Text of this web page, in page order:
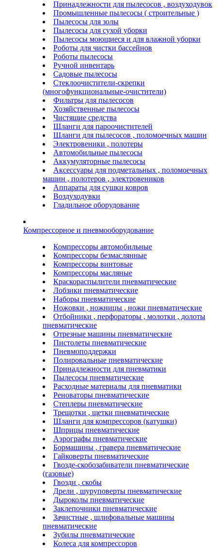
Принадлежности для пылесосов , воздуходувок
Промышленные пылесосы ( строительные )
Пылесосы для золы
Пылесосы для сухой уборки
Пылесосы моющиеся и для влажной уборки
Роботы для чистки бассейнов
Роботы пылесосы
Ручной инвентарь
Садовые пылесосы
Стеклоочистители-скрепки
(многофункциональные-очистители)
Фильтры для пылесосов
Хозяйственные пылесосы
Чистящие средства
Шланги для пароочистителей
Шланги для пылесосов , поломоечных машин
Электровеники , полотеры
Автомобильные пылесосы
Аккумуляторные пылесосы
Аксессуары для подметальных , поломоечных
машин , полотеров , электровеников
Аппараты для сушки ковров
Воздуходувки
Гладильное оборудование
Компрессорное и пневмооборудование
Компрессоры автомобильные
Компрессоры безмаслянные
Компрессоры винтовые
Компрессоры масляные
Краскораспылители пневматические
Лобзики пневматические
Наборы пневматические
Ножовки , ножницы , ножи пневматические
Отбойники , перфораторы , молотки , долоты
пневматические
Отрезные машины пневматические
Пистолеты пневматические
Пневмоподдержки
Полировальные пневматические
Принадлежности для пневматики
Пылесосы пневматические
Расходные материалы для пневматики
Реноваторы пневматические
Степлеры пневматические
Трещотки , щетки пневматические
Шланги для компрессоров (катушки)
Шприцы пневматические
Аэрографы пневматические
Бормашины , гравера пневматические
Гайковерты пневматические
Гвозде-скобозабиватели пневматические
(газовые)
Гвозди , скобы
Дрели , шуруповерты пневматические
Дыроколы пневматические
Заклепочники пневматические
Зачистные , шлифовальные машины
пневматические
Зубилы пневматические
Колеса для компрессоров